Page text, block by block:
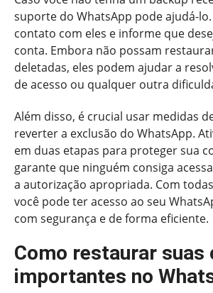
suporte do WhatsApp pode ajudá-
contato com eles e informe que
conta. Embora não possam
deletadas, eles podem ajudar a
de acesso ou qualquer outra
Além disso, é crucial usar medidas
reverter a exclusão do WhatsApp.
em duas etapas para proteger sua
garante que ninguém consiga
a autorização apropriada. Com
você pode ter acesso ao seu
com segurança e de forma eficiente.
Como restaurar suas
importantes no